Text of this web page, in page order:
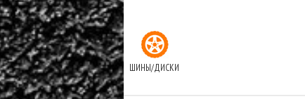
ШИНЫ/ДИСКИ